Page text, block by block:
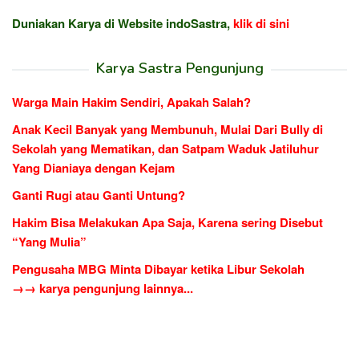
Duniakan Karya di Website indoSastra,klik di sini
Karya Sastra Pengunjung
Warga Main Hakim Sendiri, Apakah Salah?
Anak Kecil Banyak yang Membunuh, Mulai Dari Bully di
Sekolah yang Mematikan, dan Satpam Waduk Jatiluhur
Yang Dianiaya dengan Kejam
Ganti Rugi atau Ganti Untung?
Hakim Bisa Melakukan Apa Saja, Karena sering Disebut
“Yang Mulia”
Pengusaha MBG Minta Dibayar ketika Libur Sekolah
→→ karya pengunjung lainnya...